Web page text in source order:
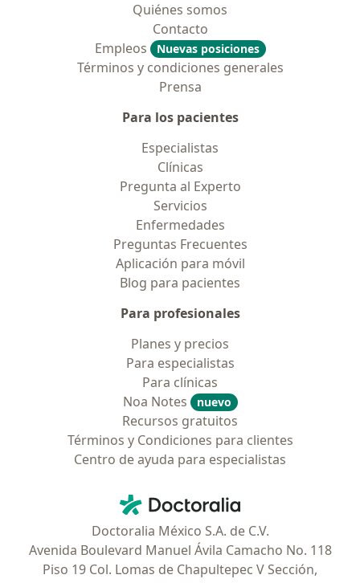
Quiénes somos
Contacto
Empleos
Nuevas posiciones
Términos y condiciones generales
Prensa
Para los pacientes
Especialistas
Clínicas
Pregunta al Experto
Servicios
Enfermedades
Preguntas Frecuentes
Aplicación para móvil
Blog para pacientes
Para profesionales
Planes y precios
Para especialistas
Para clínicas
Noa Notes
nuevo
Recursos gratuitos
Términos y Condiciones para clientes
Centro de ayuda para especialistas
Doctoralia - Página de inicio
Doctoralia México S.A. de C.V.
Avenida Boulevard Manuel Ávila Camacho No. 118
Piso 19 Col. Lomas de Chapultepec V Sección,